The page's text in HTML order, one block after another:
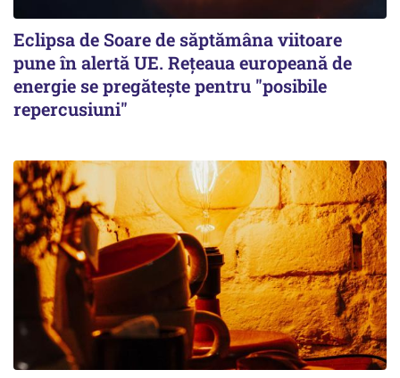
Eclipsa de Soare de săptămâna viitoare
pune în alertă UE. Rețeaua europeană de
energie se pregătește pentru "posibile
repercusiuni"